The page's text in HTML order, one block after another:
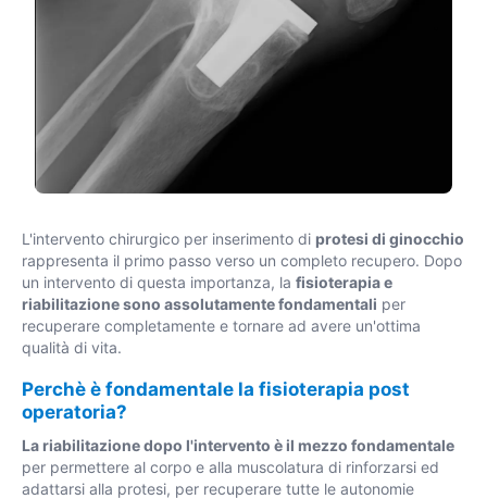
L'intervento chirurgico per inserimento di protesi di ginocchio
rappresenta il primo passo verso un completo recupero. Dopo
un intervento di questa importanza, la fisioterapia e
riabilitazione sono assolutamente fondamentali per
recuperare completamente e tornare ad avere un'ottima
qualità di vita.
Perchè è fondamentale la fisioterapia post
operatoria?
La riabilitazione dopo l'intervento è il mezzo fondamentale
per permettere al corpo e alla muscolatura di rinforzarsi ed
adattarsi alla protesi, per recuperare tutte le autonomie